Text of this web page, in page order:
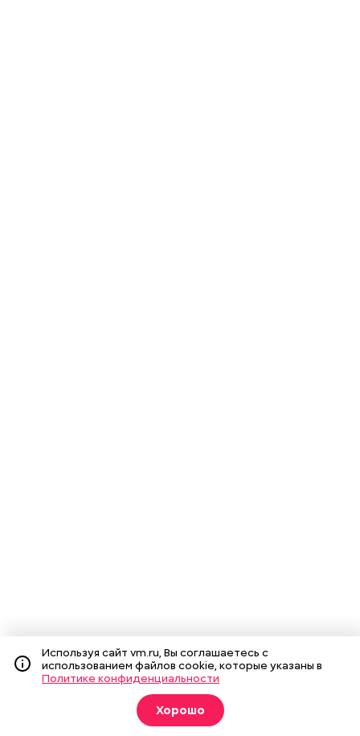
Используя сайт vm.ru, Вы соглашаетесь с
использованием файлов cookie, которые указаны в
Политике конфиденциальности
Хорошо